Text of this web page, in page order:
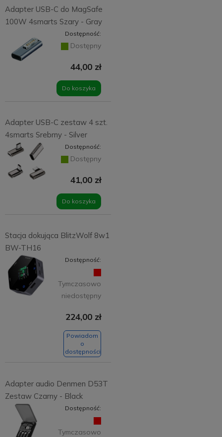
Adapter USB-C do MagSafe
100W 4smarts Szary - Gray
Dostępność:
Dostępny
44,00 zł
Do koszyka
Adapter USB-C zestaw 4 szt.
4smarts Srebrny - Silver
Dostępność:
Dostępny
41,00 zł
Do koszyka
Stacja dokująca BlitzWolf 8w1
BW-TH16
Dostępność:
Tymczasowo
niedostępny
224,00 zł
Powiadom
o
dostępności
Adapter audio Denmen D53T
Zestaw Czarny - Black
Dostępność:
Tymczasowo